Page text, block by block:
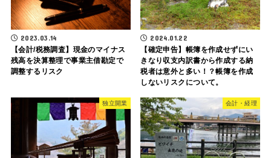
2023.03.14
【会計/税務調査】現金のマイナス
残高を決算整理で事業主借勘定で
調整するリスク
2024.01.22
【確定申告】帳簿を作成せずにい
きなり収支内訳書から作成する納
税者は意外と多い！？帳簿を作成
しないリスクについて。
独立開業 会計・経理